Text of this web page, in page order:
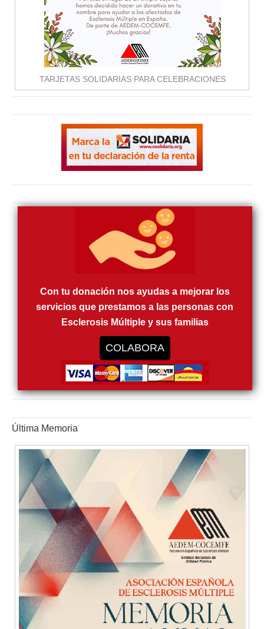
TARJETAS SOLIDARIAS PARA CELEBRACIONES
Con tu donación nos ayudas a mejorar los
servicios que prestamos a las personas con
Esclerosis Múltiple y sus familias
COLABORA
Última Memoria